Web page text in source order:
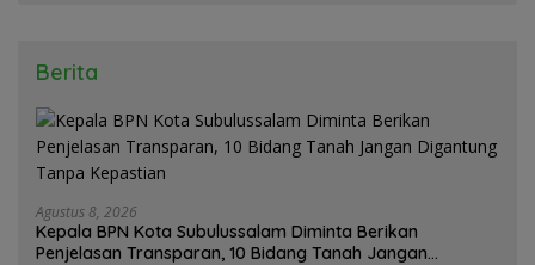
Berita
Agustus 8, 2026
Kepala BPN Kota Subulussalam Diminta Berikan
Penjelasan Transparan, 10 Bidang Tanah Jangan